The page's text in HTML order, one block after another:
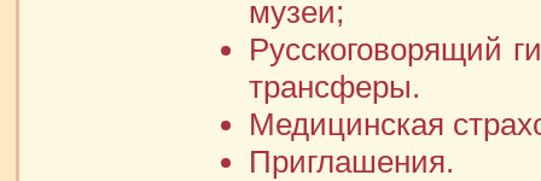
музеи;
Русскоговорящий
трансферы.
Медицинская
Приглашения.